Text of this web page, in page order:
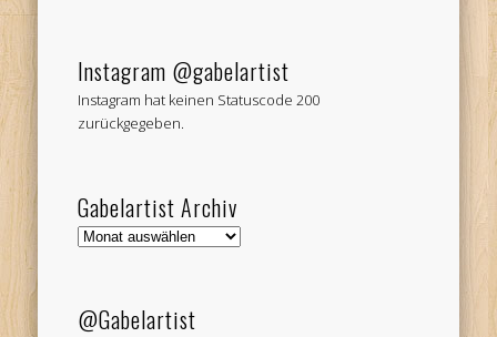
Instagram @gabelartist
Instagram hat keinen Statuscode 200
zurückgegeben.
Gabelartist Archiv
Gabelartist
@Gabelartist